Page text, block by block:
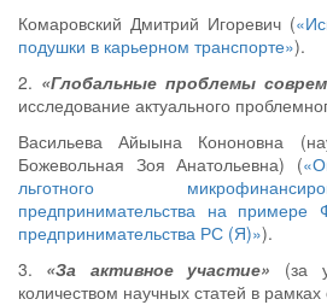
Комаровский Дмитрий Игоревич (
подушки в карьерном транспорте»).
2. «Глобальные проблемы
исследование актуального
Васильева Айыына Кононовна
Божевольная Зоя Анатольевна) (
льготного
предпринимательства на примере
предпринимательства РС (Я)»).
3. «За активное участие» (за
количеством научных статей в